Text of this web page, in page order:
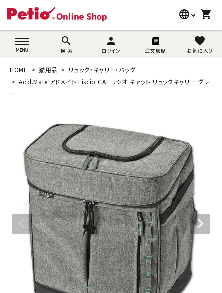
language
wovn-lang-name
shopping_cart
search
検 索
person
ログイン 注文履歴
favorite
お気に入り
search
猫用品
ブランド別に探す
目的別に探す
SNS
ご利用案内
ACCOUNT MENU
ようこそ ゲスト 様
ログイン person 新規会員登録
HOME 猫用品
リュック・キャリー・バッグ
Add.Mate アドメイト Liscio CAT リシオ キャット リュックキャリー グレ
ー